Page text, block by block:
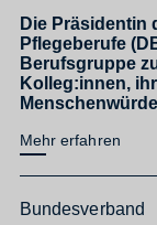
Die Präsidentin
Pflegeberufe
Berufsgruppe
Kolleg:innen,
Mehr erfahren
Bundesverband